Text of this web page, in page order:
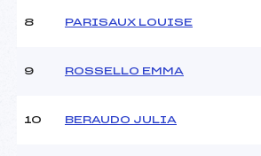
Ouvreurs C :
8 PARISAUX LOUISE
9 ROSSELLO EMMA
10 BERAUDO JULIA